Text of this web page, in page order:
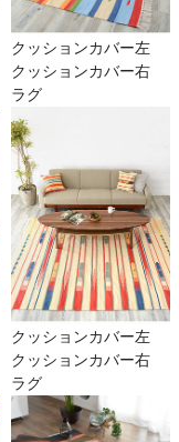
クッションカバー左
クッションカバー右
ラグ
クッションカバー左
クッションカバー右
ラグ